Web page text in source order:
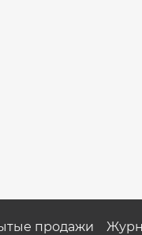
продажи